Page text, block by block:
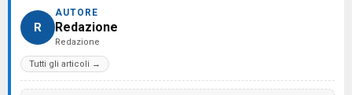
R
AUTORE
Redazione
Redazione
Tutti gli articoli →